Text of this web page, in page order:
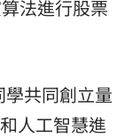
法進行股票
共同創立量
人工智慧進